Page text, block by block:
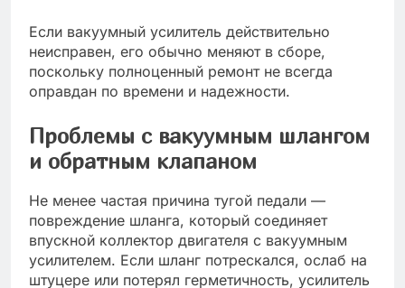
Если вакуумный усилитель действительно
неисправен, его обычно меняют в сборе,
поскольку полноценный ремонт не всегда
оправдан по времени и надежности.
Проблемы с вакуумным шлангом
и обратным клапаном
Не менее частая причина тугой педали —
повреждение шланга, который соединяет
впускной коллектор двигателя с вакуумным
усилителем. Если шланг потрескался, ослаб на
штуцере или потерял герметичность, усилитель